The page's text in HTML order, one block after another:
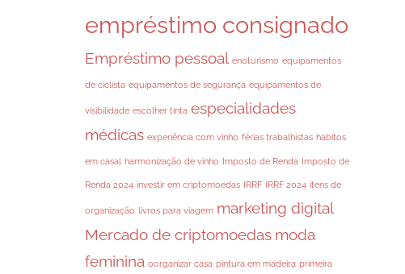
empréstimo consignado
Empréstimo pessoal enoturismo equipamentos
de ciclista equipamentos de segurança equipamentos de
visibilidade escolher tinta especialidades
médicas experiência com vinho férias trabalhistas habitos
em casal harmonização de vinho Imposto de Renda Imposto de
Renda 2024 investir em criptomoedas IRRF IRRF 2024 itens de
organização livros para viagem marketing digital
Mercado de criptomoedas moda
feminina oorganizar casa pintura em madeira primeira